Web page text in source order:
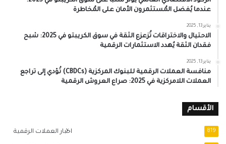
عندما يُفضل المُستثمرون الأمان على المُخاطرة
يناير 13, 2025
الاحتيال والاختراقات تُزعزع الثقة في سوق الكريبتو في 2025: شبح
فقدان الثقة يُهدد الاستثمارات الرقمية
يناير 13, 2025
منافسة العملات الرقمية للبنوك المركزية (CBDCs) تُؤدي إلى تراجع
العملات اللامركزية في 2025: صراع العروش الرقمية
الأقسام
اخبار العملات الرقمية 819